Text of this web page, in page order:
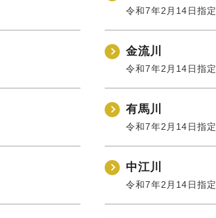
令和7年2月14日指定
金流川
令和7年2月14日指定
有馬川
令和7年2月14日指定
中江川
令和7年2月14日指定